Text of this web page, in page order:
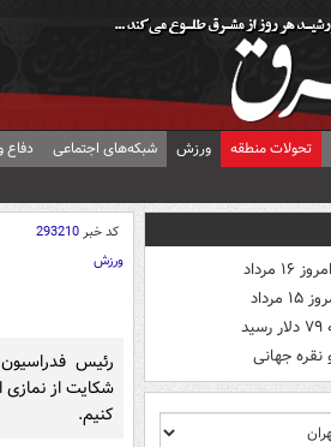
تحولات منطقه ورزش شبکه‌های اجتماعی دفاع
جهانی
کد خبر293210
ورزش
رئیس
شکایت از نمازی
کنیم.